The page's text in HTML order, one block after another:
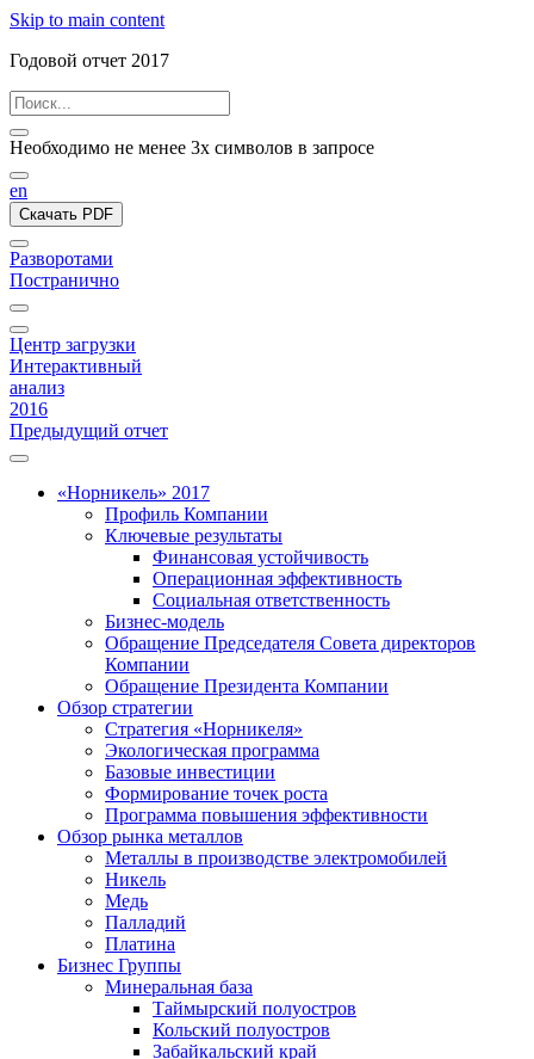
Skip to main content
Годовой отчет 2017
Необходимо не менее 3х символов в запросе
en
Скачать PDF
Разворотами
Постранично
Центр загрузки
Интерактивный
анализ
2016
Предыдущий отчет
«Норникель» 2017
Профиль Компании
Ключевые результаты
Финансовая устойчивость
Операционная эффективность
Социальная ответственность
Бизнес-модель
Обращение Председателя Совета директоров
Компании
Обращение Президента Компании
Обзор стратегии
Стратегия «Норникеля»
Экологическая программа
Базовые инвестиции
Формирование точек роста
Программа повышения эффективности
Обзор рынка металлов
Металлы в производстве электромобилей
Никель
Медь
Палладий
Платина
Бизнес Группы
Минеральная база
Таймырский полуостров
Кольский полуостров
Забайкальский край